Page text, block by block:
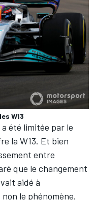
W13
été limitée par le
la W13. Et bien
entre
que le changement
aidé à
le phénomène.